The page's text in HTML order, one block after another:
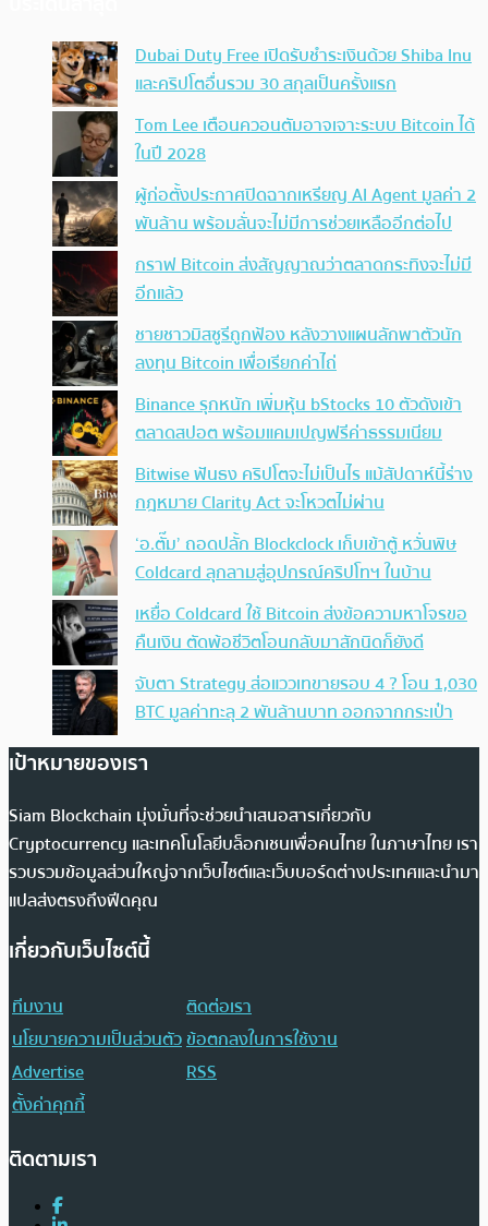
Dubai Duty Free เปิดรับชำระเงินด้วย Shiba Inu
และคริปโตอื่นรวม 30 สกุลเป็นครั้งแรก
Tom Lee เตือนควอนตัมอาจเจาะระบบ Bitcoin ได้
ในปี 2028
ผู้ก่อตั้งประกาศปิดฉากเหรียญ AI Agent มูลค่า 2
พันล้าน พร้อมลั่นจะไม่มีการช่วยเหลืออีกต่อไป
กราฟ Bitcoin ส่งสัญญาณว่าตลาดกระทิงจะไม่มี
อีกแล้ว
ชายชาวมิสซูรีถูกฟ้อง หลังวางแผนลักพาตัวนัก
ลงทุน Bitcoin เพื่อเรียกค่าไถ่
Binance รุกหนัก เพิ่มหุ้น bStocks 10 ตัวดังเข้า
ตลาดสปอต พร้อมแคมเปญฟรีค่าธรรมเนียม
Bitwise ฟันธง คริปโตจะไม่เป็นไร แม้สัปดาห์นี้ร่าง
กฎหมาย Clarity Act จะโหวตไม่ผ่าน
‘อ.ตั๊ม’ ถอดปลั้ก Blockclock เก็บเข้าตู้ หวั่นพิษ
Coldcard ลุกลามสู่อุปกรณ์คริปโทฯ ในบ้าน
เหยื่อ Coldcard ใช้ Bitcoin ส่งข้อความหาโจรขอ
คืนเงิน ตัดพ้อชีวิตโอนกลับมาสักนิดก็ยังดี
จับตา Strategy ส่อแววเทขายรอบ 4 ? โอน 1,030
BTC มูลค่าทะลุ 2 พันล้านบาท ออกจากกระเป๋า
เป้าหมายของเรา
Siam Blockchain มุ่งมั่นที่จะช่วยนำเสนอสารเกี่ยวกับ
Cryptocurrency และเทคโนโลยีบล็อกเชนเพื่อคนไทย ในภาษาไทย เรา
รวบรวมข้อมูลส่วนใหญ่จากเว็บไซต์และเว็บบอร์ดต่างประเทศและนำมา
แปลส่งตรงถึงฟีดคุณ
เกี่ยวกับเว็บไซต์นี้
ทีมงาน
ติดต่อเรา
นโยบายความเป็นส่วนตัวข้อตกลงในการใช้งาน
Advertise
RSS
ตั้งค่าคุกกี้
ติดตามเรา